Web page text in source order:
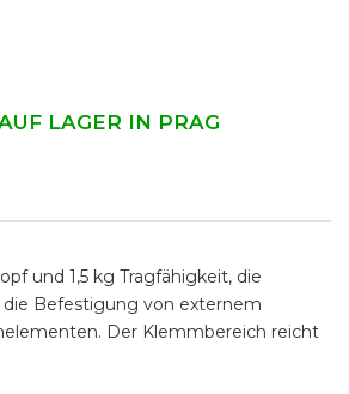
LAGER IN PRAG
und 1,5 kg Tragfähigkeit, die
Befestigung von externem
Der Klemmbereich reicht